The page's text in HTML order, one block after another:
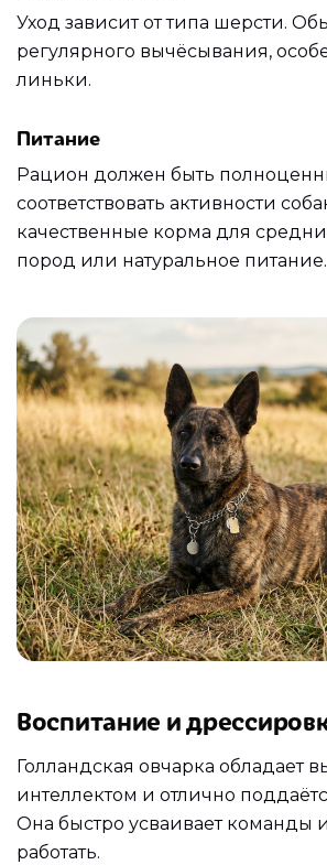
Уход зависит от типа шерсти.
регулярного вычёсывания,
линьки.
Питание
Рацион должен быть
соответствовать активности
качественные корма для
пород или натуральное питание.
Воспитание и
Голландская овчарка обладает
интеллектом и отлично
Она быстро усваивает команды
работать.